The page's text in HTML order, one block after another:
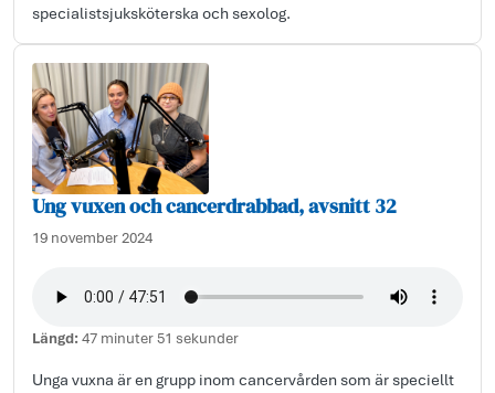
specialistsjuksköterska och sexolog.
Ung vuxen och cancerdrabbad, avsnitt 32
19 november 2024
Längd:47 minuter 51 sekunder
Unga vuxna är en grupp inom cancervården som är speciellt